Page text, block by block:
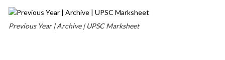
Previous Year | Archive | UPSC Marksheet